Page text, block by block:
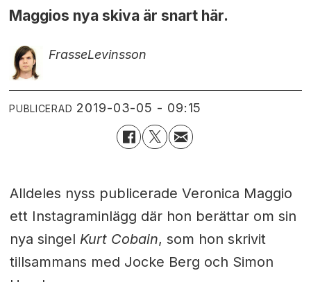
Maggios nya skiva är snart här.
FrasseLevinsson
PUBLICERAD 2019-03-05 - 09:15
Alldeles nyss publicerade Veronica Maggio
ett Instagraminlägg där hon berättar om sin
nya singel Kurt Cobain, som hon skrivit
tillsammans med Jocke Berg och Simon